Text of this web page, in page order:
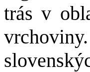
trás v